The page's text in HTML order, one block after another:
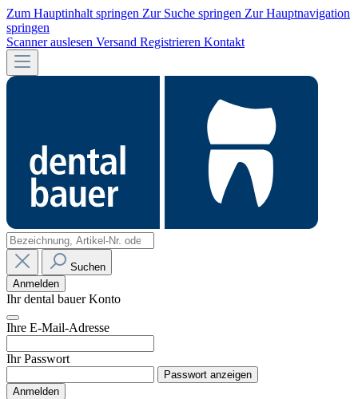
Zum Hauptinhalt springen Zur Suche springen Zur Hauptnavigation
springen
Scanner auslesen Versand Registrieren Kontakt
Suchen
Anmelden
Ihr dental bauer Konto
Ihre E-Mail-Adresse
Ihr Passwort
Passwort anzeigen
Anmelden